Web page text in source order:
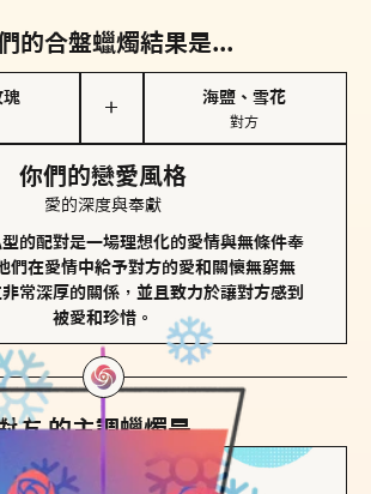
的合盤蠟燭結果是...
瑰
＋
海鹽、雪花
對方
你們的戀愛風格
愛的深度與奉獻
的配對是一場理想化的愛情與無條件奉
們在愛情中給予對方的愛和關懷無窮無
常深厚的關係，並且致力於讓對方感到
被愛和珍惜。
方的主調蠟燭是...